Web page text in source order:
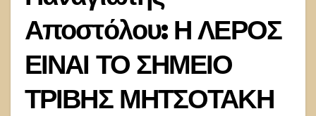
Αποστόλου: Η ΛΕΡΟΣ
ΕΙΝΑΙ ΤΟ ΣΗΜΕΙΟ
ΤΡΙΒΗΣ ΜΗΤΣΟΤΑΚΗ